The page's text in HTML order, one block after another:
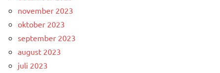
november 2023
oktober 2023
september 2023
august 2023
juli 2023